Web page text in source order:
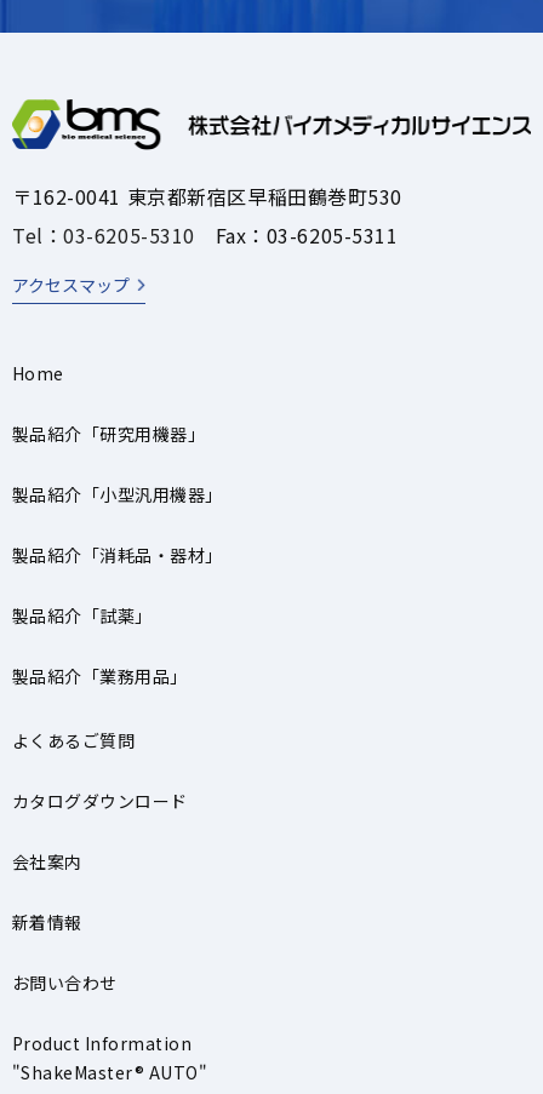
〒162-0041 東京都新宿区早稲田鶴巻町530
Tel：03-6205-5310 Fax：03-6205-5311
アクセスマップ
Home
製品紹介「研究用機器」
製品紹介「小型汎用機器」
製品紹介「消耗品・器材」
製品紹介「試薬」
製品紹介「業務用品」
よくあるご質問
カタログダウンロード
会社案内
新着情報
お問い合わせ
Product Information
"ShakeMaster® AUTO"